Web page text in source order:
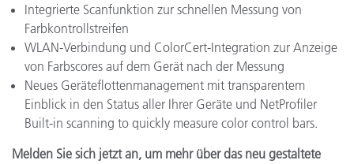
Integrierte Scanfunktion zur schnellen Messung von
Farbkontrollstreifen
WLAN-Verbindung und ColorCert-Integration zur Anzeige
von Farbscores auf dem Gerät nach der Messung
Neues Geräteflottenmanagement mit transparentem
Einblick in den Status aller Ihrer Geräte und NetProfiler
Built-in scanning to quickly measure color control bars.
Melden Sie sich jetzt an, um mehr über das neu gestaltete